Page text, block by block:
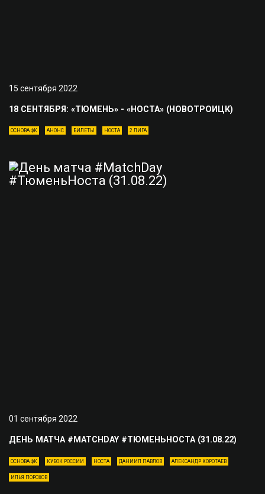
15 сентября 2022
18 СЕНТЯБРЯ: «ТЮМЕНЬ» - «НОСТА» (НОВОТРОИЦК)
ОСНОВА ФК АНОНС БИЛЕТЫ НОСТА 2 ЛИГА
01 сентября 2022
ДЕНЬ МАТЧА #MATCHDAY #ТЮМЕНЬНОСТА (31.08.22)
ОСНОВА ФК КУБОК РОССИИ НОСТА ДАНИИЛ ПАВЛОВ АЛЕКСАНДР КОРОТАЕВ
ИЛЬЯ ПОРОХОВ